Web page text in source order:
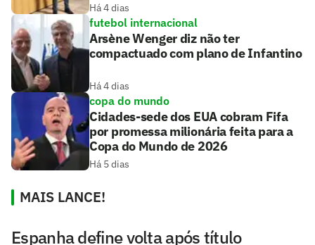
Há 4 dias
futebol internacional
Arsène Wenger diz não ter
compactuado com plano de Infantino
Há 4 dias
copa do mundo
Cidades-sede dos EUA cobram Fifa
por promessa milionária feita para a
Copa do Mundo de 2026
Há 5 dias
MAIS LANCE!
Espanha define volta após título